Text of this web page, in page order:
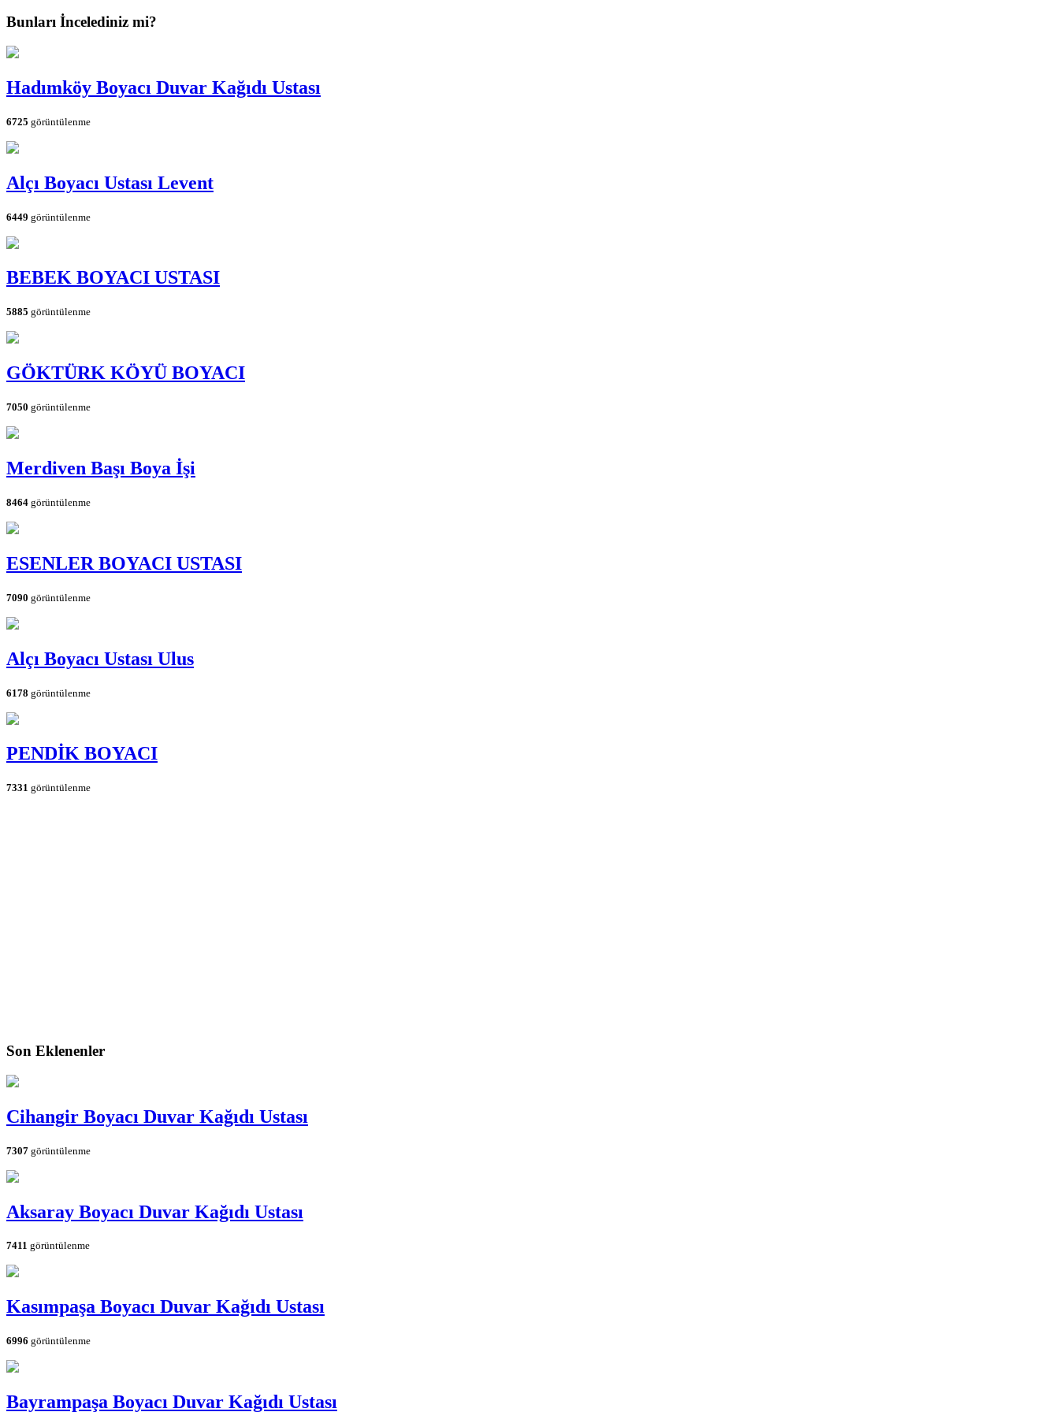
Bunları İncelediniz mi?
Hadımköy Boyacı Duvar Kağıdı Ustası
6725 görüntülenme
Alçı Boyacı Ustası Levent
6449 görüntülenme
BEBEK BOYACI USTASI
5885 görüntülenme
GÖKTÜRK KÖYÜ BOYACI
7050 görüntülenme
Merdiven Başı Boya İşi
8464 görüntülenme
ESENLER BOYACI USTASI
7090 görüntülenme
Alçı Boyacı Ustası Ulus
6178 görüntülenme
PENDİK BOYACI
7331 görüntülenme
Son Eklenenler
Cihangir Boyacı Duvar Kağıdı Ustası
7307 görüntülenme
Aksaray Boyacı Duvar Kağıdı Ustası
7411 görüntülenme
Kasımpaşa Boyacı Duvar Kağıdı Ustası
6996 görüntülenme
Bayrampaşa Boyacı Duvar Kağıdı Ustası